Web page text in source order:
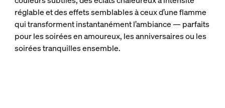
réglable et des effets semblables à ceux d’une flamme
qui transforment instantanément l’ambiance — parfaits
pour les soirées en amoureux, les anniversaires ou les
soirées tranquilles ensemble.